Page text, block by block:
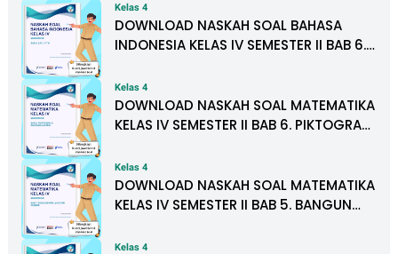
Kelas 4
DOWNLOAD NASKAH SOAL BAHASA
INDONESIA KELAS IV SEMESTER II BAB 6.
Kelas 4
DOWNLOAD NASKAH SOAL MATEMATIKA
KELAS IV SEMESTER II BAB 6. PIKTOGRAM
Kelas 4
DOWNLOAD NASKAH SOAL MATEMATIKA
KELAS IV SEMESTER II BAB 5. BANGUN
Kelas 4